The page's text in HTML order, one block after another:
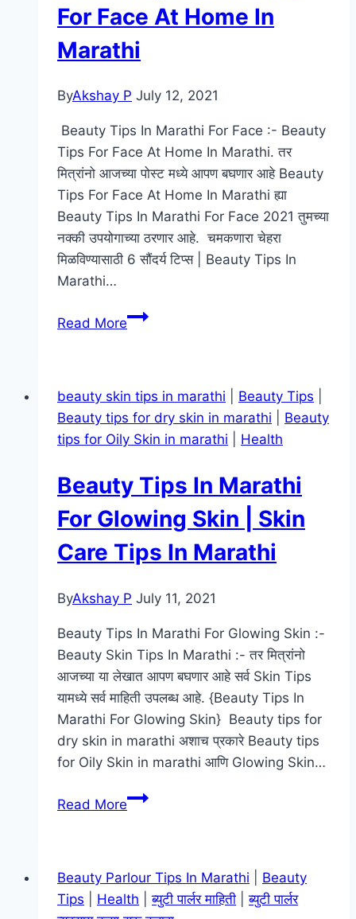
For Face At Home In
Marathi
ByAkshay P July 12, 2021
Beauty Tips In Marathi For Face :- Beauty
Tips For Face At Home In Marathi. तर
मित्रांनो आजच्या पोस्ट मध्ये आपण बघणार आहे Beauty
Tips For Face At Home In Marathi ह्या
Beauty Tips In Marathi For Face 2021 तुमच्या
नक्की उपयोगाच्या ठरणार आहे. चमकणारा चेहरा
मिळविण्यासाठी 6 सौंदर्य टिप्स | Beauty Tips In
Marathi…
Read MoreBeauty
For
Face
|
Tips
Face
At
In
beauty skin tips in marathi Beauty Tips
Beauty tips for dry skin in marathi
Beauty
tips for Oily Skin in marathi
Health
Beauty Tips In Marathi
For Glowing Skin | Skin
Care Tips In Marathi
ByAkshay P July 11, 2021
Beauty Tips In Marathi For Glowing Skin :-
Beauty Skin Tips In Marathi :- तर मित्रांनो
आजच्या या लेखात आपण बघणार आहे सर्व Skin Tips
यामध्ये सर्व माहिती उपलब्ध आहे. {Beauty Tips In
Marathi For Glowing Skin} Beauty tips for
dry skin in marathi अशाच प्रकारे Beauty tips
for Oily Skin in marathi आणि Glowing Skin…
Read MoreBeauty
For
Glowing
Beauty Parlour Tips In Marathi
Beauty
Tips
Health |ब्युटी पार्लर माहिती |ब्युटी पार्लर